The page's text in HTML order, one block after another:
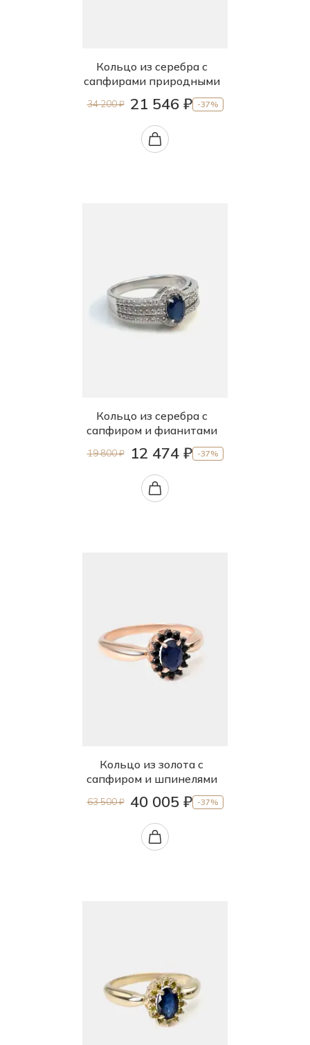
Кольцо из серебра с
сапфирами природными
34 200 ₽ 21 546 ₽ -37%
Кольцо из серебра с
сапфиром и фианитами
19 800 ₽ 12 474 ₽ -37%
Кольцо из золота с
сапфиром и шпинелями
63 500 ₽ 40 005 ₽ -37%